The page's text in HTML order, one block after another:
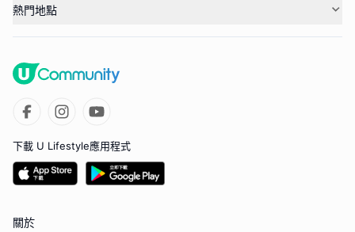
熱門地點
下載 U Lifestyle應用程式
關於